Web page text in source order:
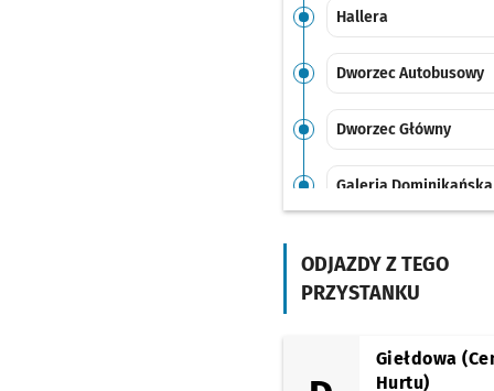
Hallera
Dworzec Autobusowy
Dworzec Główny
Galeria Dominikańska
Rynek
Mosty Pomorskie
ODJAZDY Z TEGO
PRZYSTANKU
Giełdowa
Hurtu)